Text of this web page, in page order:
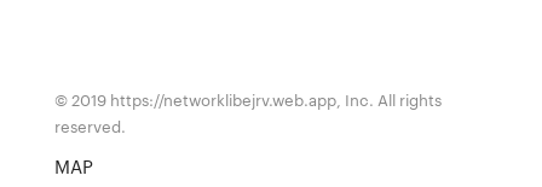
© 2019 https://networklibejrv.web.app, Inc. All rights
reserved.
MAP